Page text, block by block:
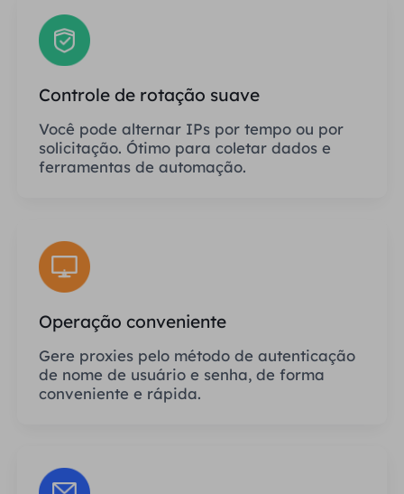
Controle de rotação suave
Você pode alternar IPs por tempo ou por
solicitação. Ótimo para coletar dados e
ferramentas de automação.
Operação conveniente
Gere proxies pelo método de autenticação
de nome de usuário e senha, de forma
conveniente e rápida.